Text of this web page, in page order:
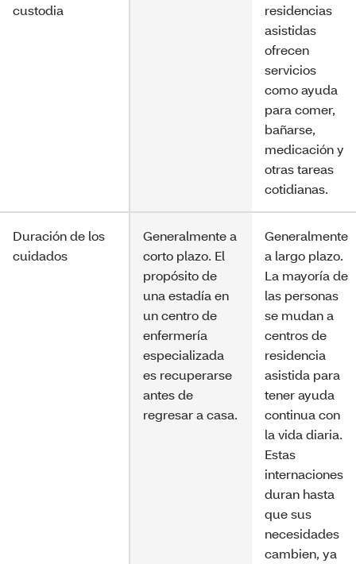
custodia
residencias
asistidas
ofrecen
servicios
como ayuda
para comer,
bañarse,
medicación y
otras tareas
cotidianas.
Duración de los
cuidados
Generalmente a
corto plazo. El
propósito de
una estadía en
un centro de
enfermería
especializada
es recuperarse
antes de
regresar a casa.
Generalmente
a largo plazo.
La mayoría de
las personas
se mudan a
centros de
residencia
asistida para
tener ayuda
continua con
la vida diaria.
Estas
internaciones
duran hasta
que sus
necesidades
cambien, ya